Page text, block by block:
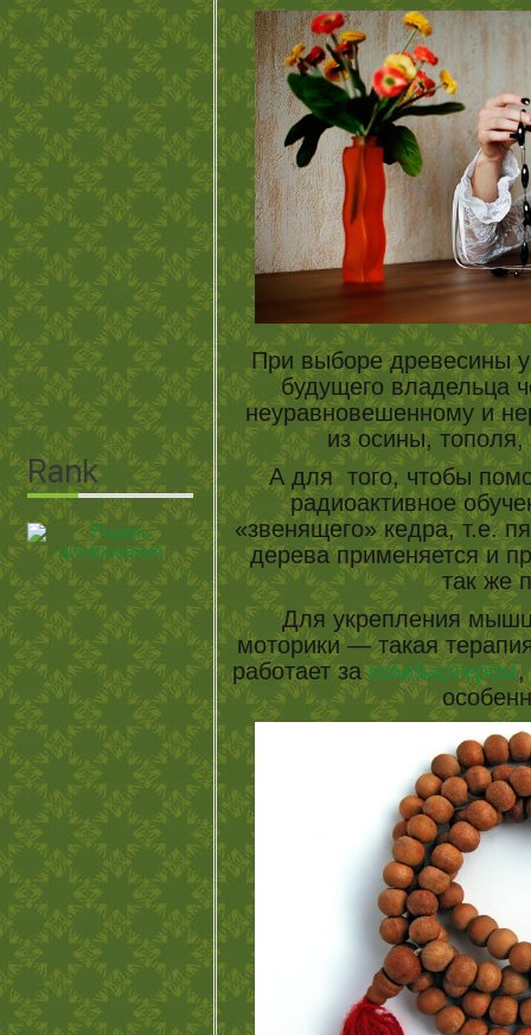
При выборе древесины
будущего владельца
неуравновешенному и
из осины,
А для того, чтобы
радиоактивное
«звенящего» кедра, т.е.
дерева применяется и
так же
Для укрепления
моторики — такая
работает закомпьютером,